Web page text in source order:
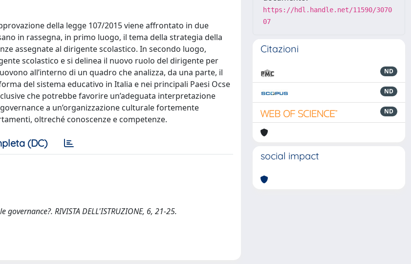
della legge 107/2015 viene affrontato in due
in rassegna, in primo luogo, il tema della strategia della
assegnate al dirigente scolastico. In secondo luogo,
scolastico e si delinea il nuovo ruolo del dirigente per
all’interno di un quadro che analizza, da una parte, il
del sistema educativo in Italia e nei principali Paesi Ocse
che potrebbe favorire un’adeguata interpretazione
a un’organizzazione culturale fortemente
oltreché conoscenze e competenze.
(DC)
RIVISTA DELL'ISTRUZIONE, 6, 21-25.
https://hdl.handle.net/11590/3070
07
Citazioni
ND
ND
ND
social impact